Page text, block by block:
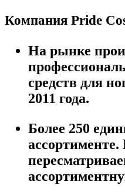
Компания Pride
На рынке
средств для
2011 года.
Более 250